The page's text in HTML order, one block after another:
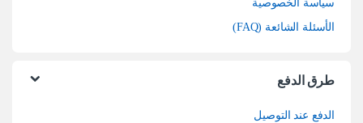
سياسة الخصوصية
الأسئلة الشائعة (FAQ)
طرق الدفع
الدفع عند التوصيل